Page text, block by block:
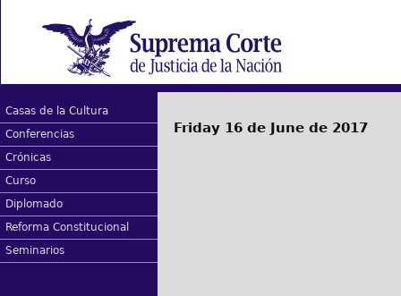
Casas de la Cultura
Conferencias
Crónicas
Curso
Diplomado
Reforma Constitucional
Seminarios
Friday 16 de June de 2017